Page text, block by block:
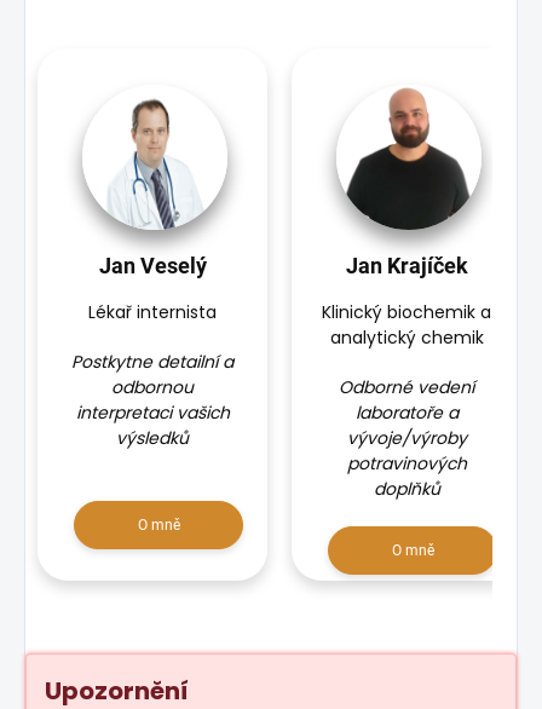
Jan Veselý
Lékař internista
Postkytne detailní a
odbornou
interpretaci vašich
výsledků
O mně
Jan Krajíček
Klinický biochemik a
analytický chemik
Odborné vedení
laboratoře a
vývoje/výroby
potravinových
doplňků
O mně
Upozornění